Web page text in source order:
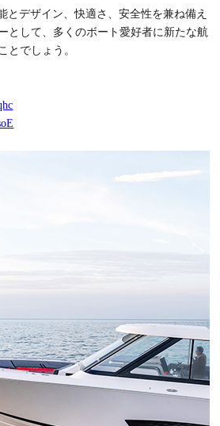
とデザイン、快適さ、安全性を兼ね備え
として、多くのボート愛好者に新たな航
とでしょう。